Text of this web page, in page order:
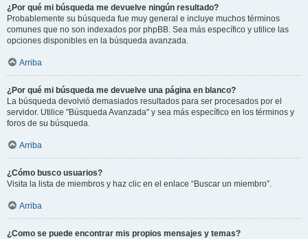
¿Por qué mi búsqueda me devuelve ningún resultado?
Probablemente su búsqueda fue muy general e incluye muchos términos
comunes que no son indexados por phpBB. Sea más específico y utilice las
opciones disponibles en la búsqueda avanzada.
Arriba
¿Por qué mi búsqueda me devuelve una página en blanco?
La búsqueda devolvió demasiados resultados para ser procesados por el
servidor. Utilice "Búsqueda Avanzada" y sea más específico en los términos y
foros de su búsqueda.
Arriba
¿Cómo busco usuarios?
Visita la lista de miembros y haz clic en el enlace “Buscar un miembro”.
Arriba
¿Como se puede encontrar mis propios mensajes y temas?